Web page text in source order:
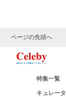
ページの先頭へ
特集一覧
キュレー